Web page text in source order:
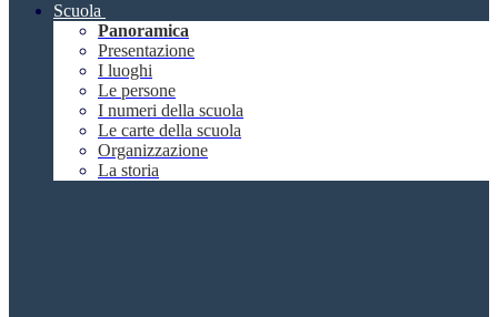
Scuola
Panoramica
Presentazione
I luoghi
Le persone
I numeri della scuola
Le carte della scuola
Organizzazione
La storia